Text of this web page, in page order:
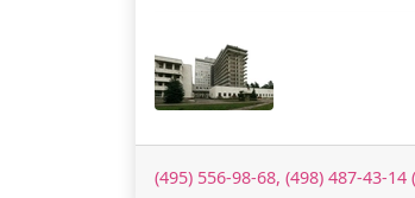
(495) 556-98-68, (498) 487-43-14